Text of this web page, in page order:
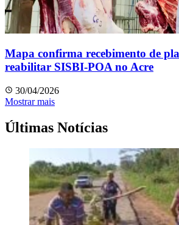
Mapa confirma recebimento de
reabilitar SISBI-POA no Acre
30/04/2026
Mostrar mais
Últimas Notícias